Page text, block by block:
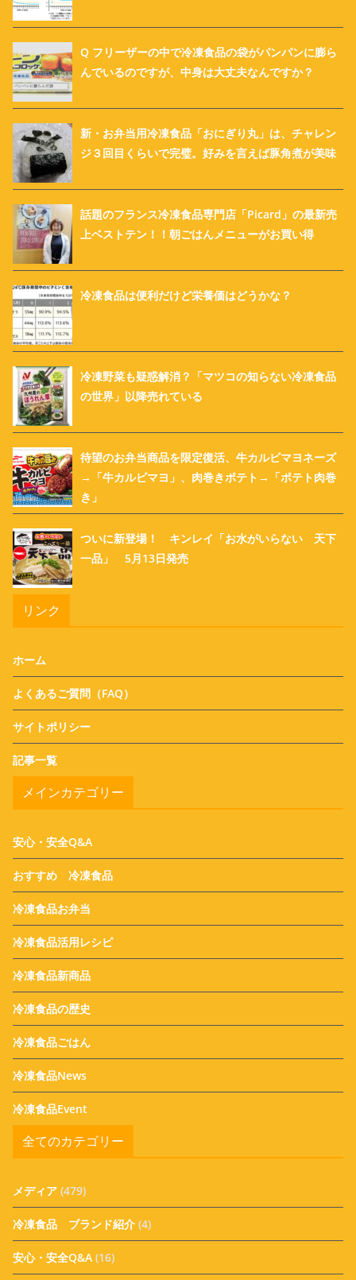
Q フリーザーの中で冷凍食品の袋がパンパンに膨ら
んでいるのですが、中身は大丈夫なんですか？
新・お弁当用冷凍食品「おにぎり丸」は、チャレン
ジ３回目くらいで完璧。好みを言えば豚角煮が美味
話題のフランス冷凍食品専門店「Picard」の最新売
上ベストテン！！朝ごはんメニューがお買い得
冷凍食品は便利だけど栄養価はどうかな？
冷凍野菜も疑惑解消？「マツコの知らない冷凍食品
の世界」以降売れている
待望のお弁当商品を限定復活、牛カルビマヨネーズ
→「牛カルビマヨ」、肉巻きポテト→「ポテト肉巻
き」
ついに新登場！ キンレイ「お水がいらない 天下
一品」 5月13日発売
リンク
ホーム
よくあるご質問（FAQ）
サイトポリシー
記事一覧
メインカテゴリー
安心・安全Q&A
おすすめ 冷凍食品
冷凍食品お弁当
冷凍食品活用レシピ
冷凍食品新商品
冷凍食品の歴史
冷凍食品ごはん
冷凍食品News
冷凍食品Event
全てのカテゴリー
メディア (479)
冷凍食品 ブランド紹介 (4)
安心・安全Q&A (16)